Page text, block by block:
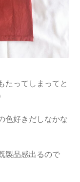
ってしまってと
色好きだしなかな
製品感出るので